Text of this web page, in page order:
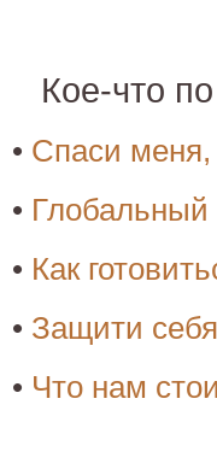
Кое-что
• Спаси меня,
• Глобальный
• Как
• Защити
• Что нам